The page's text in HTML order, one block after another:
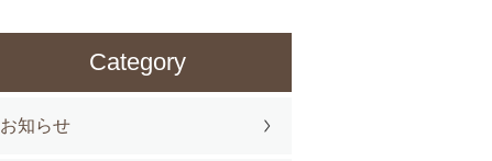
Category
お知らせ